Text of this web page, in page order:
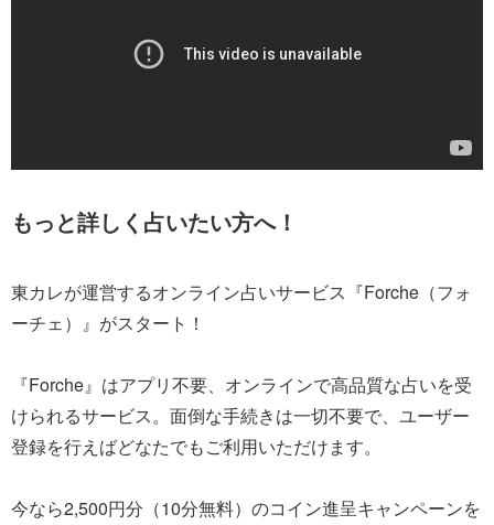
もっと詳しく占いたい方へ！
東カレが運営するオンライン占いサービス『Forche（フォ
ーチェ）』がスタート！
『Forche』はアプリ不要、オンラインで高品質な占いを受
けられるサービス。面倒な手続きは一切不要で、ユーザー
登録を行えばどなたでもご利用いただけます。
今なら2,500円分（10分無料）のコイン進呈キャンペーンを